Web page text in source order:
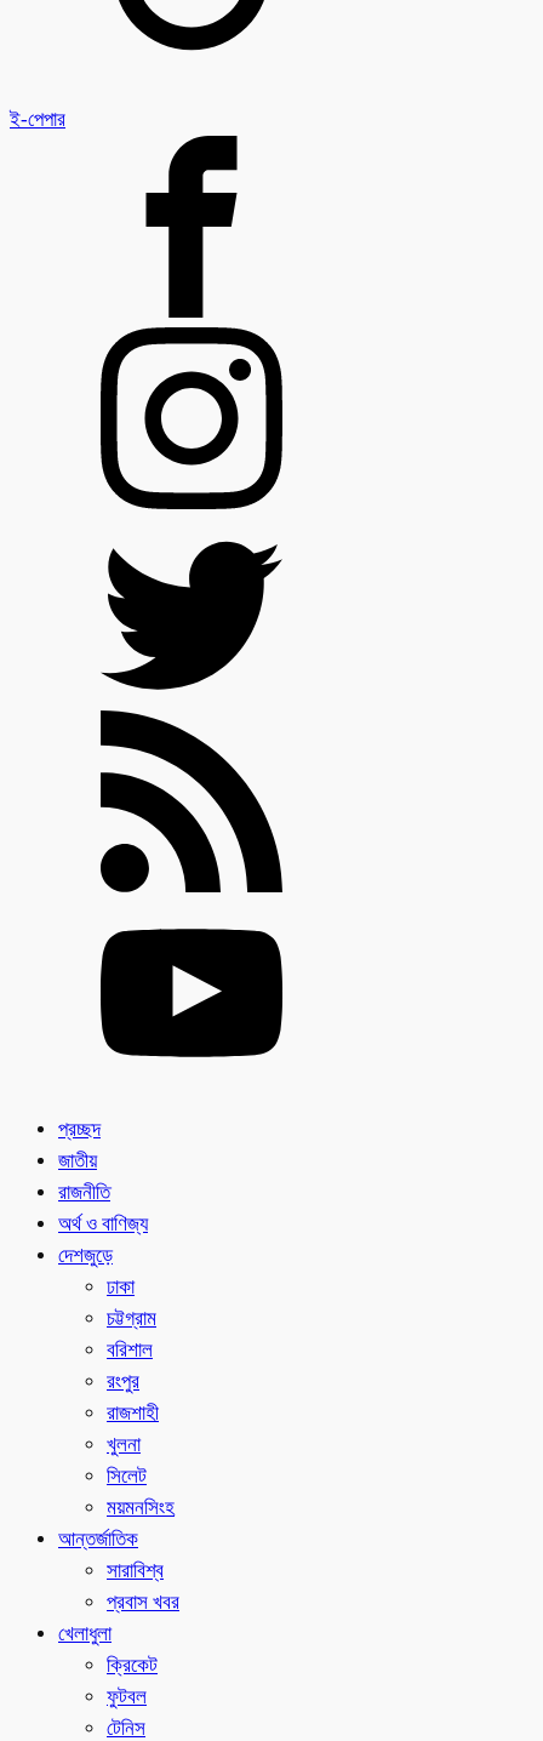
ই-পেপার
প্রচ্ছদ
জাতীয়
রাজনীতি
অর্থ ও বাণিজ্য
দেশজুড়ে
ঢাকা
চট্টগ্রাম
বরিশাল
রংপুর
রাজশাহী
খুলনা
সিলেট
ময়মনসিংহ
আন্তর্জাতিক
সারাবিশ্ব
প্রবাস খবর
খেলাধুলা
ক্রিকেট
ফুটবল
টেনিস